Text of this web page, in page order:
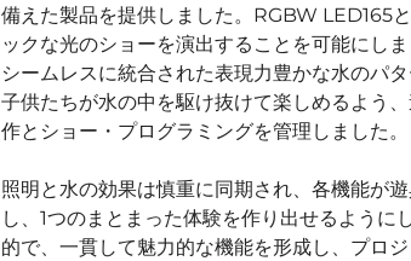
備えた製品を提供しました。RGBW LED165
ックな光のショーを演出することを可能にし
シームレスに統合された表現力豊かな水のパ
子供たちが水の中を駆け抜けて楽しめるよう
作とショー・プログラミングを管理しました。
照明と水の効果は慎重に同期され、各機能が
し、1つのまとまった体験を作り出せるよう
的で、一貫して魅力的な機能を形成し、プロ